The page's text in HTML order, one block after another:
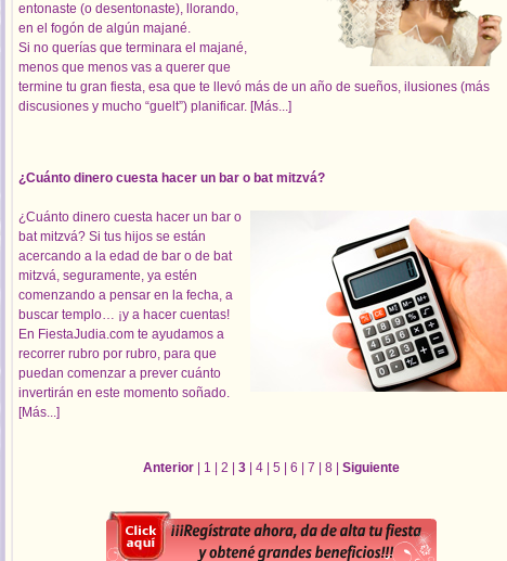
entonaste (o desentonaste), llorando,
en el fogón de algún majané.
Si no querías que terminara el majané,
menos que menos vas a querer que
termine tu gran fiesta, esa que te llevó más de un año de sueños, ilusiones (más
discusiones y mucho “guelt”) planificar. [Más...]
¿Cuánto dinero cuesta hacer un bar o bat mitzvá?
¿Cuánto dinero cuesta hacer un bar o
bat mitzvá? Si tus hijos se están
acercando a la edad de bar o de bat
mitzvá, seguramente, ya estén
comenzando a pensar en la fecha, a
buscar templo… ¡y a hacer cuentas!
En FiestaJudia.com te ayudamos a
recorrer rubro por rubro, para que
puedan comenzar a prever cuánto
invertirán en este momento soñado.
[Más...]
Anterior| 1 2 3| 4| 5| 6 7 8| Siguiente